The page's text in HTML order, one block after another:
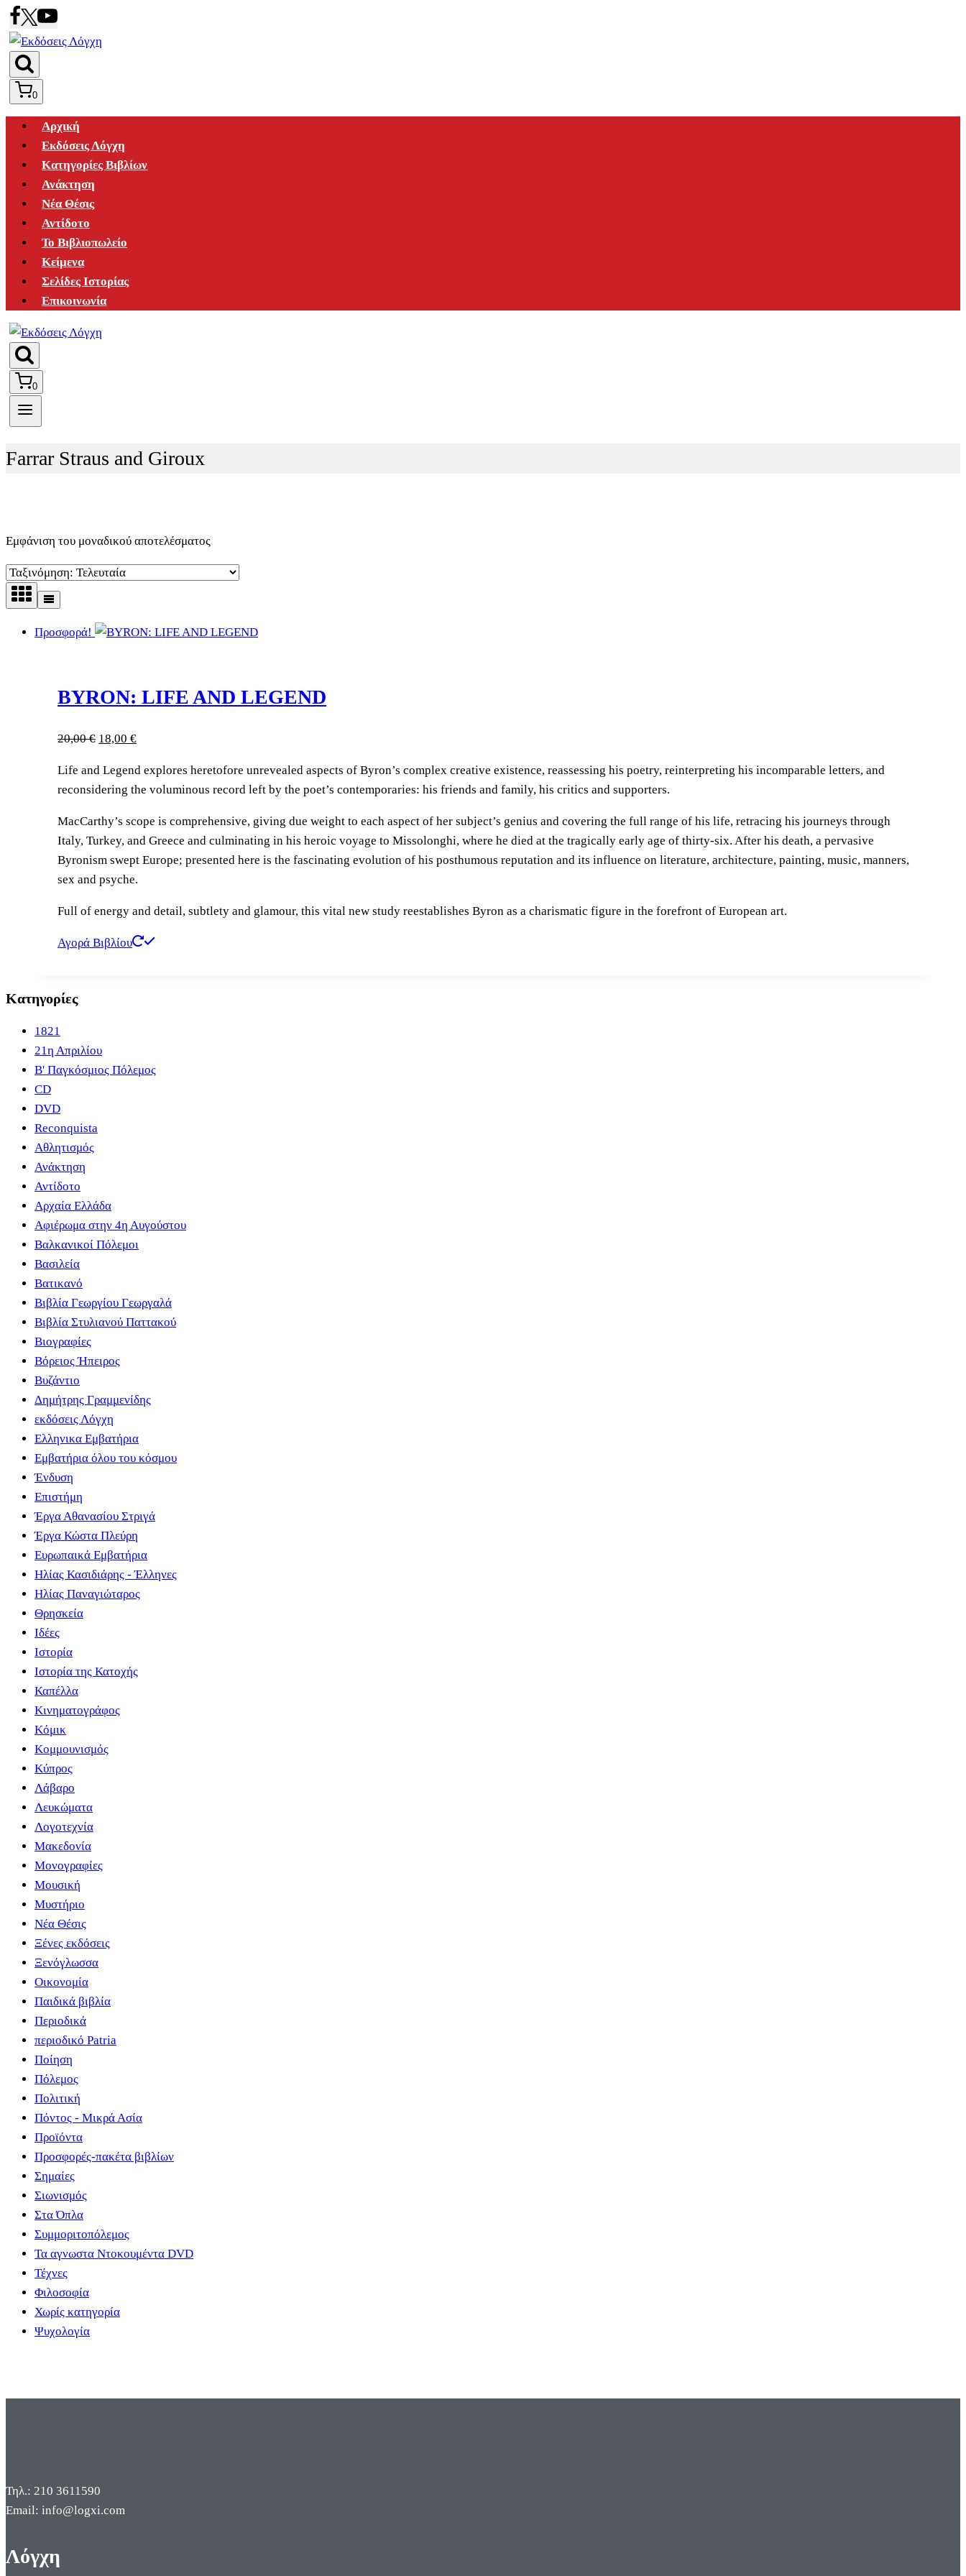
Skip
to
content
0
Αρχική
Εκδόσεις Λόγχη
Κατηγορίες Βιβλίων
Ανάκτηση
Νέα Θέσις
Αντίδοτο
Το Βιβλιοπωλείο
Κείμενα
Σελίδες Ιστορίας
Επικοινωνία
0
Farrar Straus and Giroux
Εμφάνιση του μοναδικού αποτελέσματος
Προσφορά!
BYRON: LIFE AND LEGEND
20,00€ Original
was:
20,00 €.
18,00 €Η
τιμή
είναι:
18,00 €.
Life and Legend explores heretofore unrevealed aspects of Byron’s complex creative existence, reassessing his poetry, reinterpreting his incomparable letters, and
reconsidering the voluminous record left by the poet’s contemporaries: his friends and family, his critics and supporters.
MacCarthy’s scope is comprehensive, giving due weight to each aspect of her subject’s genius and covering the full range of his life, retracing his journeys through
Italy, Turkey, and Greece and culminating in his heroic voyage to Missolonghi, where he died at the tragically early age of thirty-six. After his death, a pervasive
Byronism swept Europe; presented here is the fascinating evolution of his posthumous reputation and its influence on literature, architecture, painting, music, manners,
sex and psyche.
Full of energy and detail, subtlety and glamour, this vital new study reestablishes Byron as a charismatic figure in the forefront of European art.
Αγορά Βιβλίου
Κατηγορίες
1821
21η Απριλίου
B' Παγκόσμιος Πόλεμος
CD
DVD
Reconquista
Αθλητισμός
Ανάκτηση
Αντίδοτο
Αρχαία Ελλάδα
Αφιέρωμα στην 4η Αυγούστου
Βαλκανικοί Πόλεμοι
Βασιλεία
Βατικανό
Βιβλία Γεωργίου Γεωργαλά
Βιβλία Στυλιανού Παττακού
Βιογραφίες
Βόρειος Ήπειρος
Βυζάντιο
Δημήτρης Γραμμενίδης
εκδόσεις Λόγχη
Ελληνικα Εμβατήρια
Εμβατήρια όλου του κόσμου
Ένδυση
Επιστήμη
Έργα Αθανασίου Στριγά
Έργα Κώστα Πλεύρη
Ευρωπαικά Εμβατήρια
Ηλίας Κασιδιάρης - Έλληνες
Ηλίας Παναγιώταρος
Θρησκεία
Ιδέες
Ιστορία
Ιστορία της Κατοχής
Καπέλλα
Κινηματογράφος
Κόμικ
Κομμουνισμός
Κύπρος
Λάβαρο
Λευκώματα
Λογοτεχνία
Μακεδονία
Μονογραφίες
Μουσική
Μυστήριο
Νέα Θέσις
Ξένες εκδόσεις
Ξενόγλωσσα
Οικονομία
Παιδικά βιβλία
Περιοδικά
περιοδικό Patria
Ποίηση
Πόλεμος
Πολιτική
Πόντος - Μικρά Ασία
Προϊόντα
Προσφορές-πακέτα βιβλίων
Σημαίες
Σιωνισμός
Στα Όπλα
Συμμοριτοπόλεμος
Τα αγνωστα Ντοκουμέντα DVD
Τέχνες
Φιλοσοφία
Χωρίς κατηγορία
Ψυχολογία
Τηλ.: 210 3611590
Email: info@logxi.com
Λόγχη